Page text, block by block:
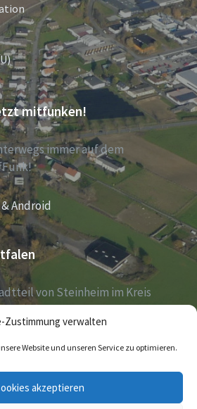
Zustimmung verwalten
Website und unseren Service zu optimieren.
akzeptieren
mitfunken!
immer auf dem
Android
von Steinheim im Kreis
und zählt aktuell 1030
Dezember 2018.